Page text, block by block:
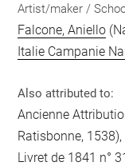
Artist/maker /
Falcone, Aniello
Italie Campanie
Also attributed to:
Ancienne
Ratisbonne,
Livret de 1841 n°